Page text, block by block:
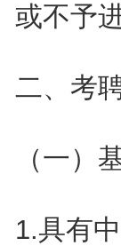
或不予
二、考
（一）
1.具有